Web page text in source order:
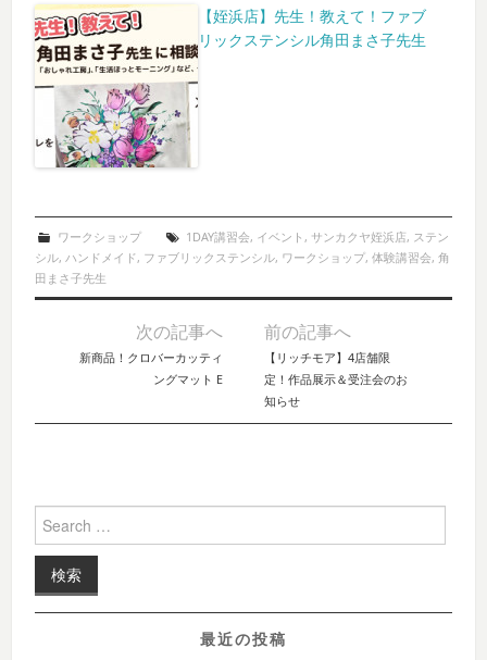
【姪浜店】先生！教えて！ファブ
リックステンシル角田まさ子先生
ワークショップ 1DAY講習会, イベント , サンカクヤ姪浜店, ステン
シル,ハンドメイド, ファブリックステンシル, ワークショップ,体験講習会,角
田まさ子先生
Post navigation
次の記事へ
新商品！クロバーカッティ
ングマット E
前の記事へ
【リッチモア】4店舗限
定！作品展示＆受注会のお
知らせ
Search for:
最近の投稿